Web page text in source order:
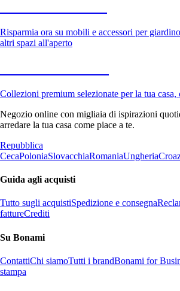
Risparmia ora su mobili e accessori per
altri spazi all'aperto
Collezioni premium selezionate per la tua
Negozio online con migliaia di ispirazioni
arredare la tua casa come piace a te.
Repubblica
CecaPoloniaSlovacchiaRomaniaUngheria
Guida agli acquisti
Tutto sugli acquistiSpedizione e consegna
fattureCrediti
Su Bonami
ContattiChi siamoTutti i brandBonami for
stampa